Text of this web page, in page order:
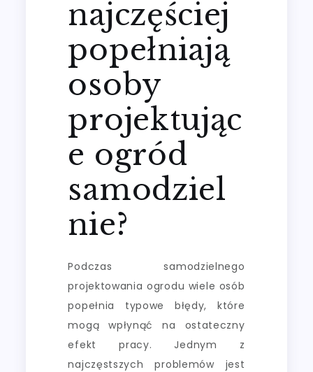
najczęściej
popełniają
osoby
projektując
e ogród
samodziel
nie?
Podczas samodzielnego
projektowania ogrodu wiele osób
popełnia typowe błędy, które
mogą wpłynąć na ostateczny
efekt pracy. Jednym z
najczęstszych problemów jest